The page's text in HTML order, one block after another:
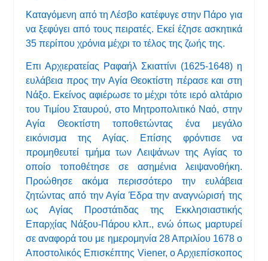
Καταγόμενη από τη Λέσβο κατέφυγε στην Πάρο για
να ξεφύγει από τους πειρατές. Εκεί έζησε ασκητικά
35 περίπου χρόνια μέχρι το τέλος της ζωής της.
Επι Αρχιερατείας Ραφαήλ Σκιαττίνι (1625-1648) η
ευλάβεια προς την Αγία Θεοκτίστη πέρασε και στη
Νάξο. Εκείνος αφιέρωσε το μέχρι τότε ιερό αλτάριο
του Τιμίου Σταυρού, στο Μητροπολιτικό Ναό, στην
Αγία Θεοκτίστη τοποθετώντας ένα μεγάλο
εικόνισμα της Αγίας. Επίσης φρόντισε να
προμηθευτεί τμήμα των Λειψάνων της Αγίας το
οποίο τοποθέτησε σε ασημένια λειψανοθήκη.
Προώθησε ακόμα περισσότερο την ευλάβεια
ζητώντας από την Αγία Έδρα την αναγνώρισή της
ως Αγίας Προστάτιδας της Εκκλησιαστικής
Επαρχίας Νάξου-Πάρου κλπ., ενώ όπως μαρτυρεί
σε αναφορά του με ημερομηνία 28 Απριλίου 1678 ο
Αποστολικός Επισκέπτης Viener, ο Αρχιεπίσκοπος